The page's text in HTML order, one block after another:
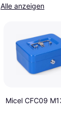
Alle anzeigen
Micel CFC09